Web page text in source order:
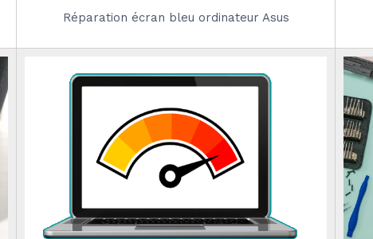
Réparation écran bleu ordinateur Asus